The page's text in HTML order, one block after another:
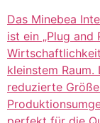
Das Minebea
ist ein „Plug
kleinstem
reduzierte